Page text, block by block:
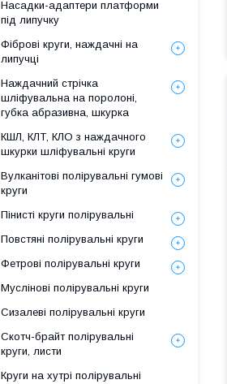
Насадки-адаптери платформи
під липучку
Фіброві круги, наждачні на
липучці
Наждачний стрічка
шліфувальна на поролоні,
губка абразивна, шкурка
КШЛ, КЛТ, КЛО з наждачного
шкурки шліфувальні круги
Вулканітові полірувальні гумові
круги
Пінисті круги полірувальні
Повстяні полірувальні круги
Фетрові полірувальні круги
Муслінові полірувальні круги
Сизалеві полірувальні круги
Скотч-брайт полірувальні
круги, листи
Круги на хутрі полірувальні